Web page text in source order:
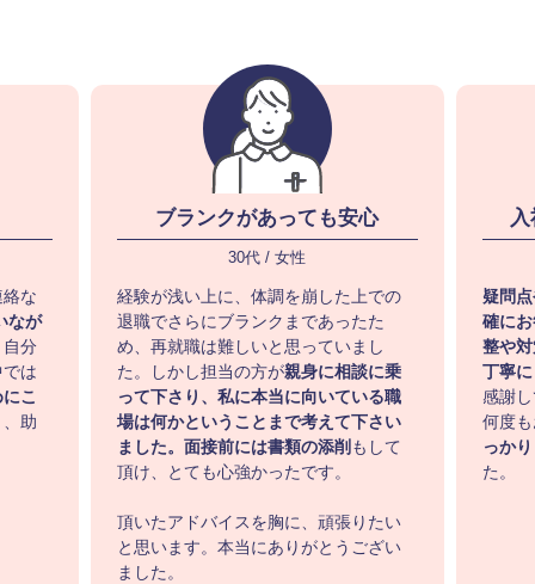
な
なが
自分
は
こ
、助
ブランクがあっても安心
30代 / 女性
経験が浅い上に、体調を崩した上での
退職でさらにブランクまであったた
め、再就職は難しいと思っていまし
た。しかし担当の方が親身に相談に乗
って下さり、私に本当に向いている職
場は何かということまで考えて下さい
ました。面接前には書類の添削 もして
頂け、とても心強かったです。
頂いたアドバイスを胸に、頑張りたい
と思います。本当にありがとうござい
ました。
疑問
確に
整や
丁寧
感謝
何度
っか
た。